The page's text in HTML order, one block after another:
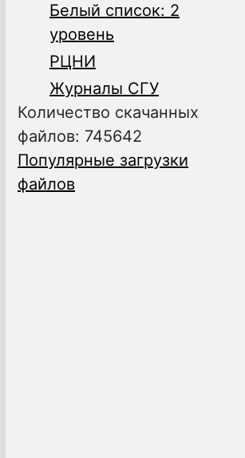
Белый список: 2
уровень
РЦНИ
Журналы СГУ
Количество скачанных
файлов: 745642
Популярные загрузки
файлов